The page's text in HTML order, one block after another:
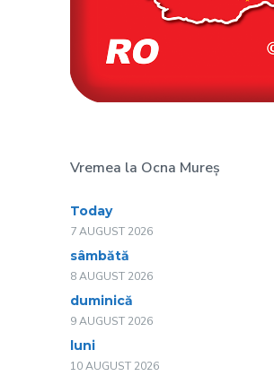
Vremea la Ocna Mureș
Today
7 AUGUST 2026
sâmbătă
8 AUGUST 2026
duminică
9 AUGUST 2026
luni
10 AUGUST 2026